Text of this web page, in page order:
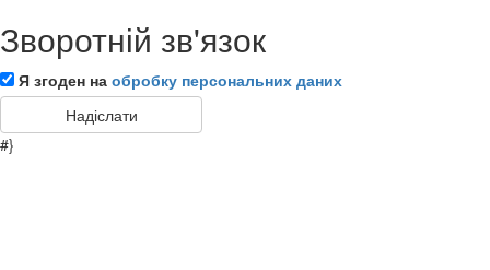
Зворотній зв'язок
Я згоден на обробку персональних даних
#}